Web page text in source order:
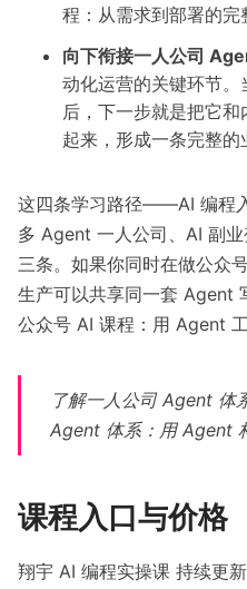
程：从需求到部署的完
向下衔接一人公司
动化运营的关键环节。
后，下一步就是把它
起来，形成一条完整的
这四条学习路径——AI 编程
多 Agent 一人公司、AI 副
三条。如果你同时在做公众
生产可以共享同一套 Agent
公众号 AI 课程：用 Agent
了解一人公司 Agent 体
Agent 体系：用 Agent
课程入口与价格
翔宇 AI 编程实操课 持续更